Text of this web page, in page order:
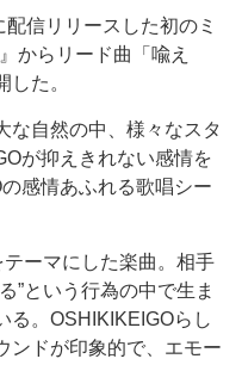
信リリースした初のミ
からリード曲「喩え
た。
自然の中、様々なスタ
が抑えきれない感情を
感情あふれる歌唱シー
ーマにした楽曲。相手
”という行為の中で生ま
る。OSHIKIKEIGOらし
ンドが印象的で、エモー